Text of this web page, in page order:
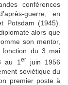
conférences
guerre, en
Potsdam (1945).
alors que
son mentor,
fonction du 3 mai
au 1 er
juin 1956
soviétique du
premier poste à